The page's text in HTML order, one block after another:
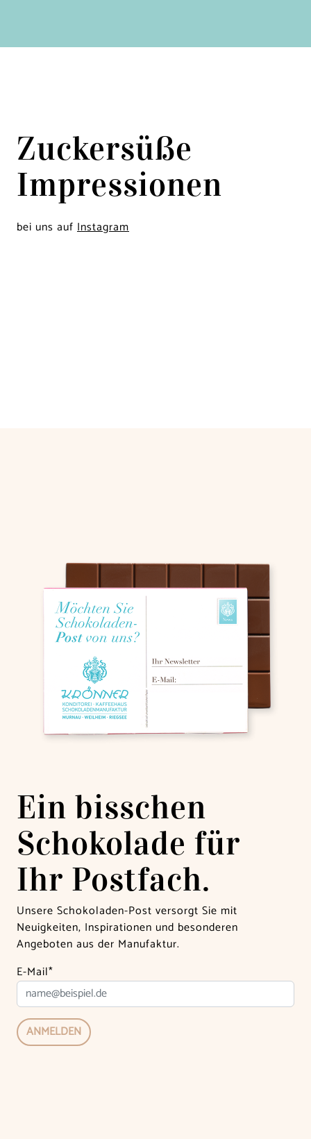
Zuckersüße
Impressionen
bei uns auf Instagram
Ein bisschen
Schokolade für
Ihr Postfach.
Unsere Schokoladen-Post versorgt Sie mit
Neuigkeiten, Inspirationen und besonderen
Angeboten aus der Manufaktur.
E-Mail*
ANMELDEN